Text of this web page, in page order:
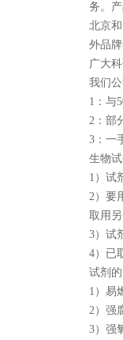
务。
北京
外品牌
广大
我们
1：与
2：部
3：一
生物
1）试
2）要
取用另
3）试
4）已
试剂的
1）易
2）强
3）强